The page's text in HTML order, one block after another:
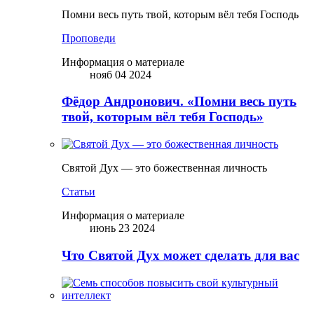
Помни весь путь твой, которым вёл тебя Господь
Проповеди
Информация о материале
нояб 04 2024
Фёдор Андронович. «Помни весь путь
твой, которым вёл тебя Господь»
Святой Дух — это божественная личность
Статьи
Информация о материале
июнь 23 2024
Что Святой Дух может сделать для вас